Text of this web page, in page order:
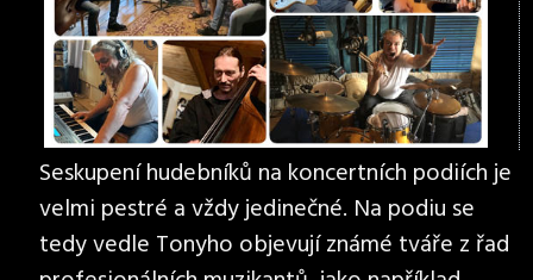
Seskupení hudebníků na koncertních podiích je
velmi pestré a vždy jedinečné. Na podiu se
tedy vedle Tonyho objevují známé tváře z řad